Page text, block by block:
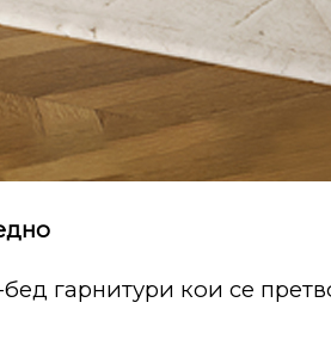
гарнитури кои се